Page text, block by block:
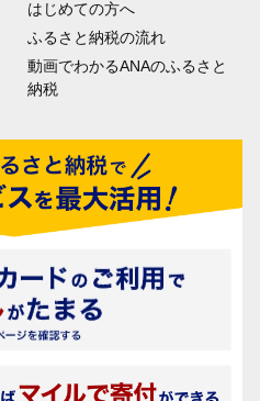
はじめての方へ
ふるさと納税の流れ
動画でわかるANAのふるさと
納税